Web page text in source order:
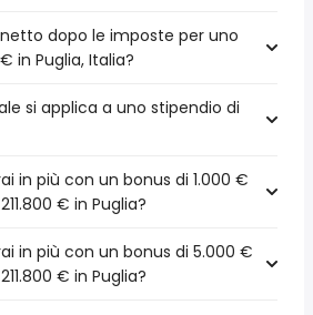
dopo le imposte per uno
in Puglia, Italia?
si applica a uno stipendio di
in più con un bonus di 1.000 €
€ in Puglia?
in più con un bonus di 5.000 €
€ in Puglia?